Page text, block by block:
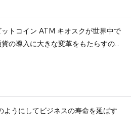
ットコイン ATM キオスクが世界中で
の導入に大きな変革をもたらすので
ようにしてビジネスの寿命を延ばす